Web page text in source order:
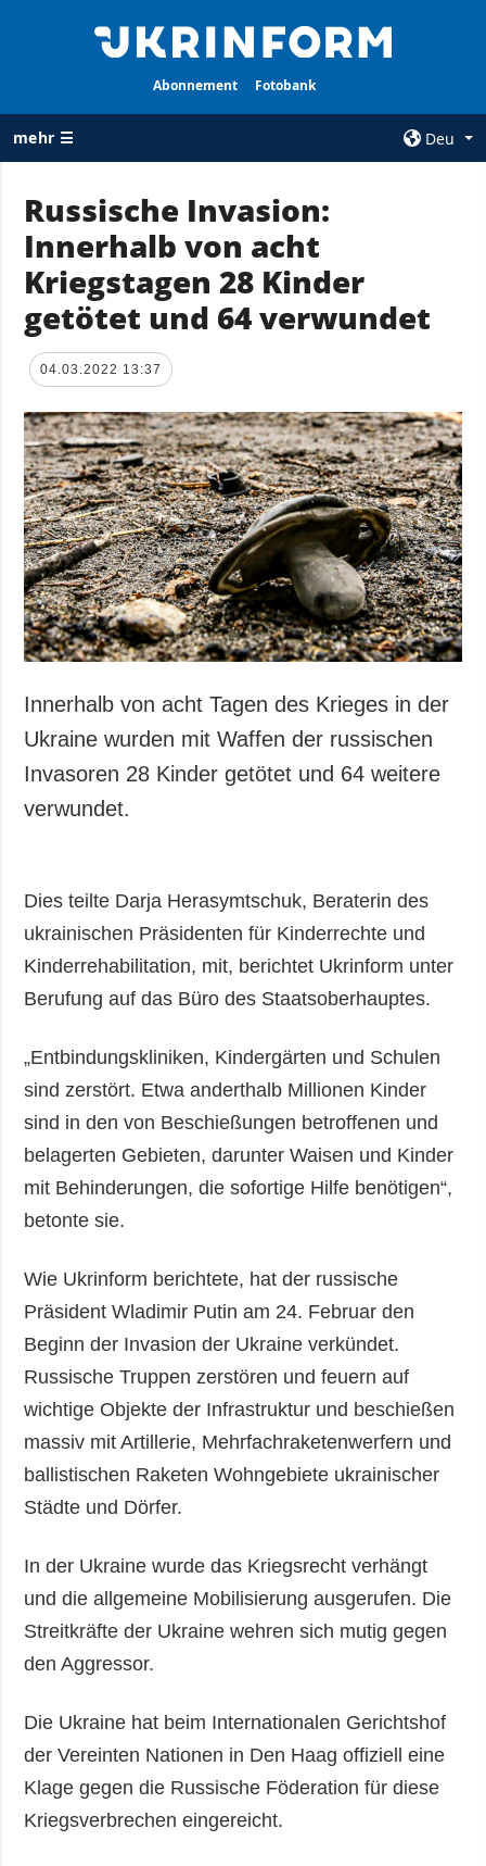
Abonnement Fotobank
mehr ☰
Deu
ALLE
RUBRIKEN
Krieg
Wiederaufbau
der Ukraine
Politik
Wirtschaft
Militär
Gesellschaft und
Kultur
Sport
Kriminalität
Notstand und
Notfälle
AGENTUR
Über uns
Kontakte
und zum Schutz
personenbezogener
Daten
ZUSÄTZLICH
Veröffentlichungen
Interview
LEISTUNGEN
Abonnement
Fotobank
Russische Invasion:
Innerhalb von acht
Kriegstagen 28 Kinder
getötet und 64 verwundet
04.03.2022 13:37
Innerhalb von acht Tagen des Krieges in der
Ukraine wurden mit Waffen der russischen
Invasoren 28 Kinder getötet und 64 weitere
verwundet.
Dies teilte Darja Herasymtschuk, Beraterin des
ukrainischen Präsidenten für Kinderrechte und
Kinderrehabilitation, mit, berichtet Ukrinform unter
Berufung auf das Büro des Staatsoberhauptes.
„Entbindungskliniken, Kindergärten und Schulen
sind zerstört. Etwa anderthalb Millionen Kinder
sind in den von Beschießungen betroffenen und
belagerten Gebieten, darunter Waisen und Kinder
mit Behinderungen, die sofortige Hilfe benötigen“,
betonte sie.
Wie Ukrinform berichtete, hat der russische
Präsident Wladimir Putin am 24. Februar den
Beginn der Invasion der Ukraine verkündet.
Russische Truppen zerstören und feuern auf
wichtige Objekte der Infrastruktur und beschießen
massiv mit Artillerie, Mehrfachraketenwerfern und
ballistischen Raketen Wohngebiete ukrainischer
Städte und Dörfer.
In der Ukraine wurde das Kriegsrecht verhängt
und die allgemeine Mobilisierung ausgerufen. Die
Streitkräfte der Ukraine wehren sich mutig gegen
den Aggressor.
Die Ukraine hat beim Internationalen Gerichtshof
der Vereinten Nationen in Den Haag offiziell eine
Klage gegen die Russische Föderation für diese
Kriegsverbrechen eingereicht.